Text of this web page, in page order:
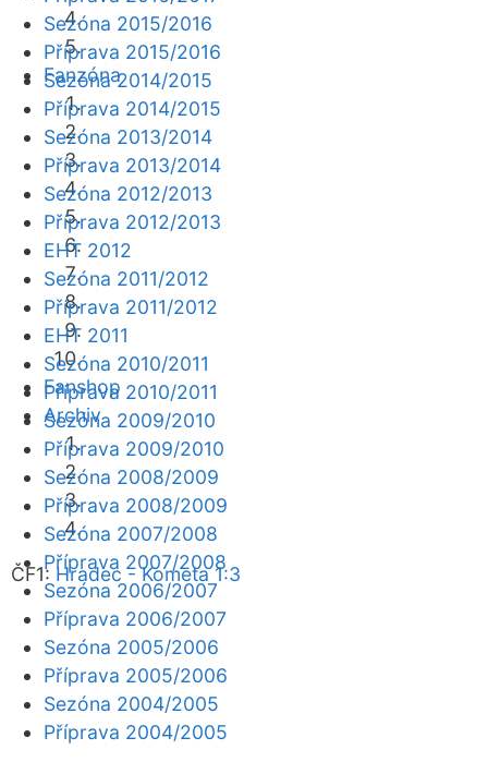
Fanzóna
Fanshop
Archiv
ČF1: Hradec - Kometa 1:3
Sezóna 2015/2016
Příprava 2015/2016
Sezóna 2014/2015
Příprava 2014/2015
Sezóna 2013/2014
Příprava 2013/2014
Sezóna 2012/2013
Příprava 2012/2013
EHT 2012
Sezóna 2011/2012
Příprava 2011/2012
EHT 2011
Sezóna 2010/2011
Příprava 2010/2011
Sezóna 2009/2010
Příprava 2009/2010
Sezóna 2008/2009
Příprava 2008/2009
Sezóna 2007/2008
Příprava 2007/2008
Sezóna 2006/2007
Příprava 2006/2007
Sezóna 2005/2006
Příprava 2005/2006
Sezóna 2004/2005
Příprava 2004/2005